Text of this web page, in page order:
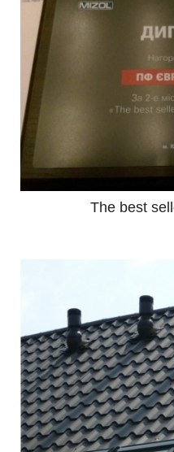
The best